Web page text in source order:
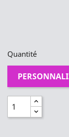
Quantité